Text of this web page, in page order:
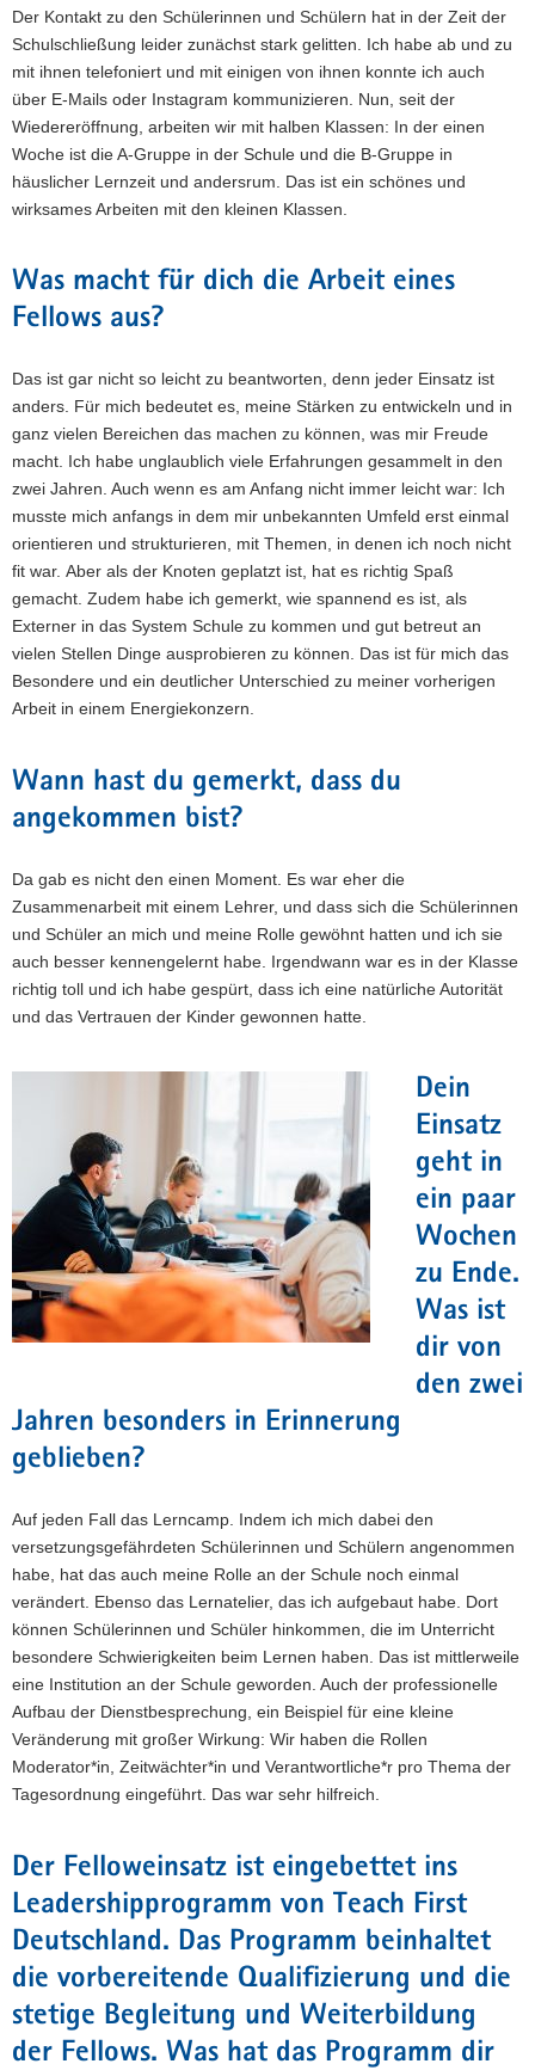
Der Kontakt zu den Schülerinnen und Schülern hat in der Zeit der
Schulschließung leider zunächst stark gelitten. Ich habe ab und zu
mit ihnen telefoniert und mit einigen von ihnen konnte ich auch
über E-Mails oder Instagram kommunizieren. Nun, seit der
Wiedereröffnung, arbeiten wir mit halben Klassen: In der einen
Woche ist die A-Gruppe in der Schule und die B-Gruppe in
häuslicher Lernzeit und andersrum. Das ist ein schönes und
wirksames Arbeiten mit den kleinen Klassen.
Was macht für dich die Arbeit eines
Fellows aus?
Das ist gar nicht so leicht zu beantworten, denn jeder Einsatz ist
anders. Für mich bedeutet es, meine Stärken zu entwickeln und in
ganz vielen Bereichen das machen zu können, was mir Freude
macht. Ich habe unglaublich viele Erfahrungen gesammelt in den
zwei Jahren. Auch wenn es am Anfang nicht immer leicht war: Ich
musste mich anfangs in dem mir unbekannten Umfeld erst einmal
orientieren und strukturieren, mit Themen, in denen ich noch nicht
fit war. Aber als der Knoten geplatzt ist, hat es richtig Spaß
gemacht. Zudem habe ich gemerkt, wie spannend es ist, als
Externer in das System Schule zu kommen und gut betreut an
vielen Stellen Dinge ausprobieren zu können. Das ist für mich das
Besondere und ein deutlicher Unterschied zu meiner vorherigen
Arbeit in einem Energiekonzern.
Wann hast du gemerkt, dass du
angekommen bist?
Da gab es nicht den einen Moment. Es war eher die
Zusammenarbeit mit einem Lehrer, und dass sich die Schülerinnen
und Schüler an mich und meine Rolle gewöhnt hatten und ich sie
auch besser kennengelernt habe. Irgendwann war es in der Klasse
richtig toll und ich habe gespürt, dass ich eine natürliche Autorität
und das Vertrauen der Kinder gewonnen hatte.
Dein
Einsatz
geht in
ein paar
Wochen
zu Ende.
Was ist
dir von
den zwei
Jahren besonders in Erinnerung
geblieben?
Auf jeden Fall das Lerncamp. Indem ich mich dabei den
versetzungsgefährdeten Schülerinnen und Schülern angenommen
habe, hat das auch meine Rolle an der Schule noch einmal
verändert. Ebenso das Lernatelier, das ich aufgebaut habe. Dort
können Schülerinnen und Schüler hinkommen, die im Unterricht
besondere Schwierigkeiten beim Lernen haben. Das ist mittlerweile
eine Institution an der Schule geworden. Auch der professionelle
Aufbau der Dienstbesprechung, ein Beispiel für eine kleine
Veränderung mit großer Wirkung: Wir haben die Rollen
Moderator*in, Zeitwächter*in und Verantwortliche*r pro Thema der
Tagesordnung eingeführt. Das war sehr hilfreich.
Der Felloweinsatz ist eingebettet ins
Leadershipprogramm von Teach First
Deutschland. Das Programm beinhaltet
die vorbereitende Qualifizierung und die
stetige Begleitung und Weiterbildung
der Fellows. Was hat das Programm dir